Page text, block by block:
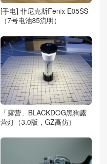
[手电] 菲尼克斯Fenix E05SS
（7号电池85流明）
「露营」BLACKDOG黑狗露
营灯（3.0版，GZ高仿）